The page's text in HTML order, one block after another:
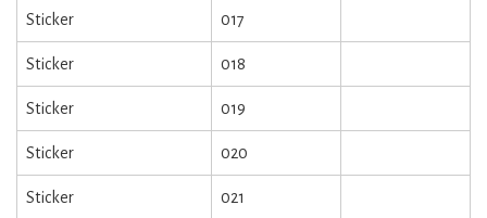
Sticker 017
Sticker 018
Sticker 019
Sticker 020
Sticker 021